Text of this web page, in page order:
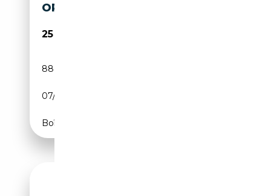
OPTION*CARNET OK*
25 000€
88 494 km
07/2005
Boîte automatique